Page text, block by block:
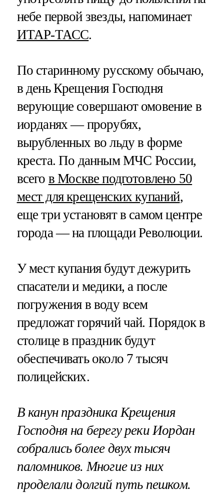
небе первой звезды, напоминает
ИТАР-ТАСС.
По старинному русскому обычаю,
в день Крещения Господня
верующие совершают омовение в
иорданях — прорубях,
вырубленных во льду в форме
креста. По данным МЧС России,
всего в Москве подготовлено 50
мест для крещенских купаний,
еще три установят в самом центре
города — на площади Революции.
У мест купания будут дежурить
спасатели и медики, а после
погружения в воду всем
предложат горячий чай. Порядок в
столице в праздник будут
обеспечивать около 7 тысяч
полицейских.
В канун праздника Крещения
Господня на берегу реки Иордан
собрались более двух тысяч
паломников. Многие из них
проделали долгий путь пешком.